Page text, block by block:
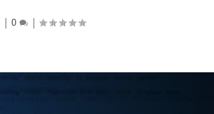
| 0 |